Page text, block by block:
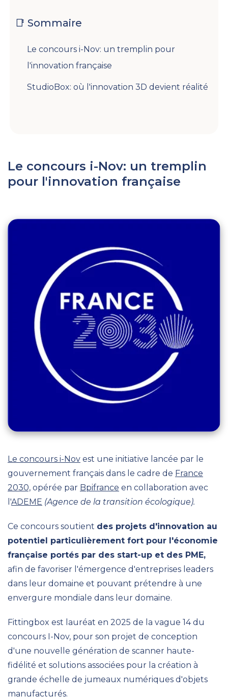
📑 Sommaire
Le concours i-Nov: un tremplin pour
l'innovation française
StudioBox: où l'innovation 3D devient réalité
Le concours i-Nov: un tremplin
pour l'innovation française
Le concours i-Nov est une initiative lancée par le
gouvernement français dans le cadre de France
2030, opérée par Bpifrance en collaboration avec
l'ADEME (Agence de la transition écologique).
Ce concours soutient des projets d'innovation au
potentiel particulièrement fort pour l'économie
française portés par des start-up et des PME,
afin de favoriser l'émergence d'entreprises leaders
dans leur domaine et pouvant prétendre à une
envergure mondiale dans leur domaine.
Fittingbox est lauréat en 2025 de la vague 14 du
concours I-Nov, pour son projet de conception
d'une nouvelle génération de scanner haute-
fidélité et solutions associées pour la création à
grande échelle de jumeaux numériques d'objets
manufacturés.